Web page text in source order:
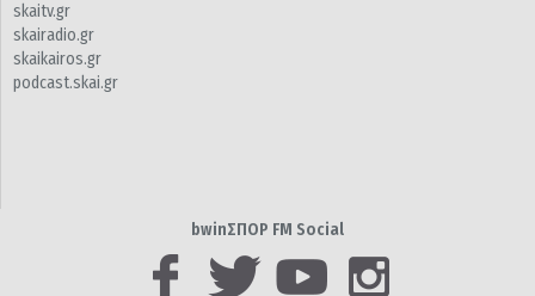
skaitv.gr
skairadio.gr
skaikairos.gr
podcast.skai.gr
bwinΣΠΟΡ FM Social